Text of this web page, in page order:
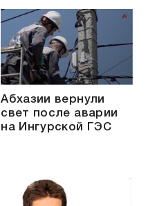
Абхазии вернули
свет после аварии
на Ингурской ГЭС